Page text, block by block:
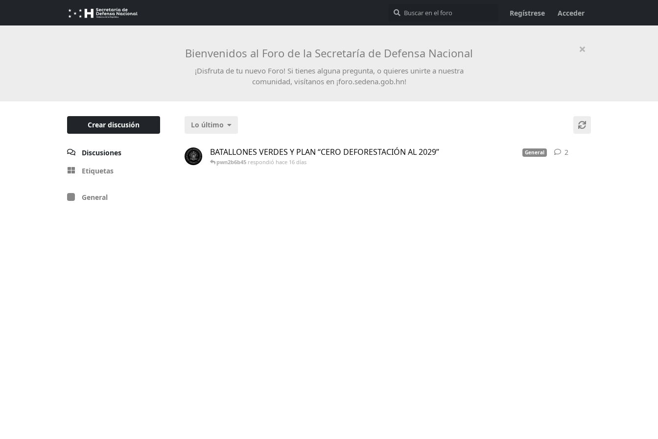
Regístrese Acceder
Bienvenidos al Foro de la Secretaría de Defensa Nacional
¡Disfruta de tu nuevo Foro! Si tienes alguna pregunta, o quieres unirte a nuestra
comunidad, visítanos en ¡foro.sedena.gob.hn!
Crear discusión
Discusiones
Etiquetas
General
Lo último
BATALLONES VERDES Y PLAN “CERO DEFORESTACIÓN AL 2029” General
pwn2b6b45 respondió hace 16 días
2